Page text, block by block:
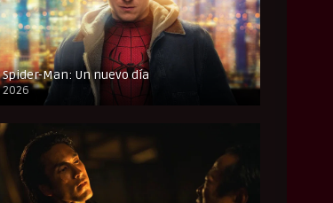
Spider-Man: Un nuevo día
2026
CAM